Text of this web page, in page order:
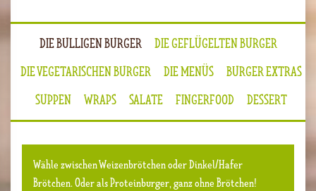
DIE BULLIGEN BURGER
DIE GEFLÜGELTEN BURGER
DIE VEGETARISCHEN BURGER
DIE MENÜS
BURGER EXTRAS
SUPPEN
WRAPS SALATE FINGERFOOD DESSERT
Wähle zwischen Weizenbrötchen oder Dinkel/Hafer
Brötchen. Oder als Proteinburger, ganz ohne Brötchen!